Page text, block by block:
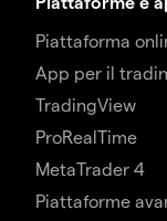
Piattaforma
App per il
TradingView
ProRealTime
MetaTrader 4
Piattaforme